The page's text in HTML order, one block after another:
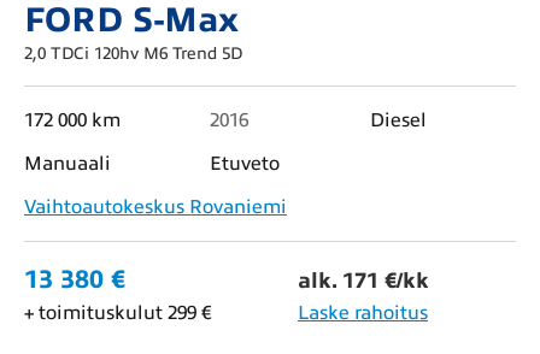
FORD S-Max
2,0 TDCi 120hv M6 Trend 5D
172 000 km 2016
Diesel
Manuaali
Etuveto
Vaihtoautokeskus Rovaniemi
13 380 € alk. 171 €/kk
+ toimituskulut 299 € Laske rahoitus